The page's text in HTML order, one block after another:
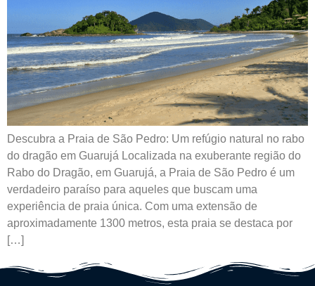
Descubra a Praia de São Pedro: Um refúgio natural no rabo
do dragão em Guarujá Localizada na exuberante região do
Rabo do Dragão, em Guarujá, a Praia de São Pedro é um
verdadeiro paraíso para aqueles que buscam uma
experiência de praia única. Com uma extensão de
aproximadamente 1300 metros, esta praia se destaca por
[…]